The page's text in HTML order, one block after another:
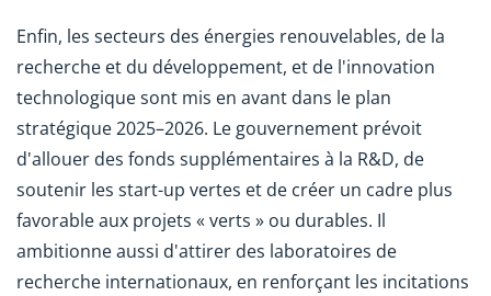
Enfin, les secteurs des énergies renouvelables, de la
recherche et du développement, et de l'innovation
technologique sont mis en avant dans le plan
stratégique 2025–2026. Le gouvernement prévoit
d'allouer des fonds supplémentaires à la R&D, de
soutenir les start-up vertes et de créer un cadre plus
favorable aux projets « verts » ou durables. Il
ambitionne aussi d'attirer des laboratoires de
recherche internationaux, en renforçant les incitations